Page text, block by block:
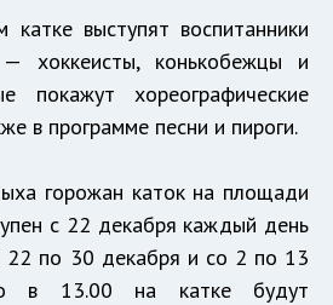
выступят воспитанники
хоккеисты, конькобежцы и
покажут хореографические
в программе песни и пироги.
горожан каток на площади
с 22 декабря каждый день
по 30 декабря и со 2 по 13
в 13.00 на катке будут